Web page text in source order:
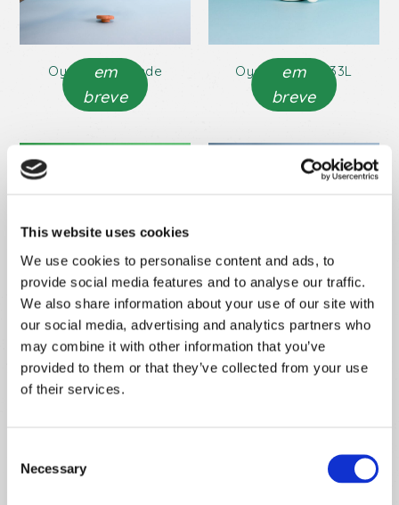
This website uses cookies
We use cookies to personalise content and ads, to
provide social media features and to analyse our traffic.
We also share information about your use of our site with
our social media, advertising and analytics partners who
may combine it with other information that you’ve
provided to them or that they’ve collected from your use
of their services.
Selection
Necessary
Oya Tubo Grande
em
breve
Oya C/ Bico 0,33L
em
breve
Oya C/ Bico 1L
em
breve
Oya 2L
em
breve